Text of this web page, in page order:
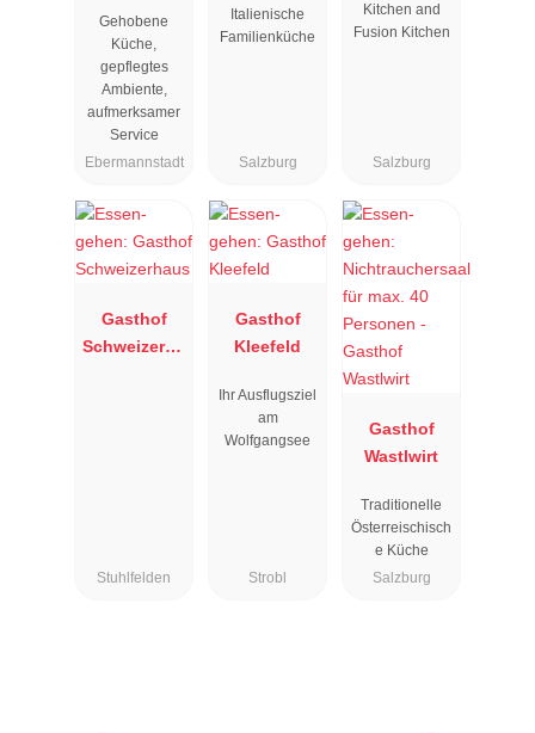
"
Gehobene
Küche,
gepflegtes
Ambiente,
aufmerksamer
Service
Ebermannstadt
Italienische
Familienküche
Salzburg
Kitchen and
Fusion Kitchen
Salzburg
Gasthof
Schweizerha
Stuhlfelden
Gasthof
Kleefeld
Ihr Ausflugsziel
am
Wolfgangsee
Strobl
Gasthof
Wastlwirt
Traditionelle
Österreischisch
e Küche
Salzburg